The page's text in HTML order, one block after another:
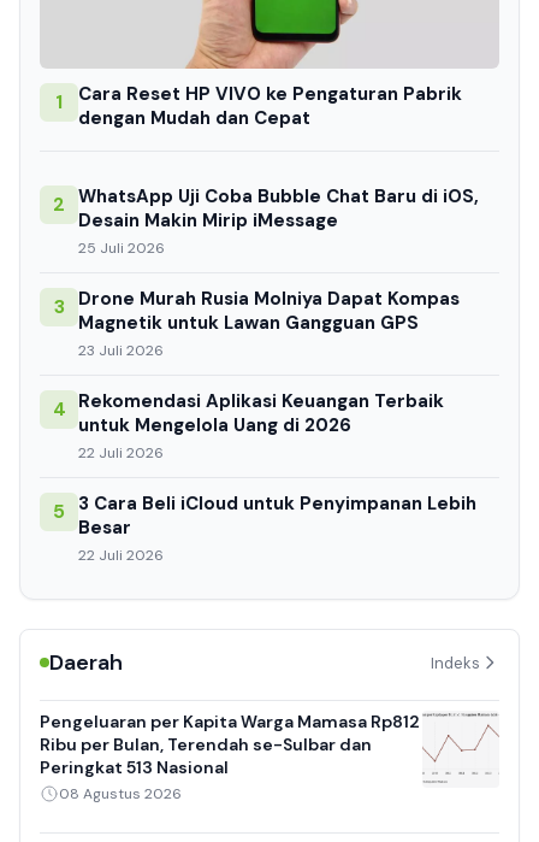
1
Cara Reset HP VIVO ke Pengaturan Pabrik
dengan Mudah dan Cepat
2 WhatsApp Uji Coba Bubble Chat Baru di iOS,
Desain Makin Mirip iMessage
25 Juli 2026
3
Drone Murah Rusia Molniya Dapat Kompas
Magnetik untuk Lawan Gangguan GPS
23 Juli 2026
4 Rekomendasi Aplikasi Keuangan Terbaik
untuk Mengelola Uang di 2026
22 Juli 2026
5
3 Cara Beli iCloud untuk Penyimpanan Lebih
Besar
22 Juli 2026
Daerah Indeks
Pengeluaran per Kapita Warga Mamasa Rp812
Ribu per Bulan, Terendah se-Sulbar dan
Peringkat 513 Nasional
08 Agustus 2026